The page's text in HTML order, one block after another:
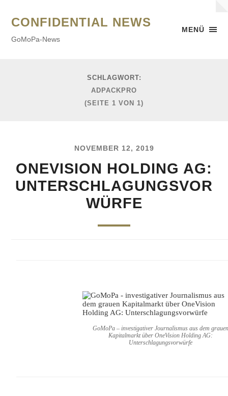
MENÜ
CONFIDENTIAL NEWS
GoMoPa-News
SCHLAGWORT:
ADPACKPRO
(SEITE 1 VON 1)
NOVEMBER 12, 2019
ONEVISION HOLDING AG:
UNTERSCHLAGUNGSVOR
WÜRFE
GoMoPa – investigativer Journalismus aus dem
Kapitalmarkt über OneVision Holding AG:
Unterschlagungsvorwürfe